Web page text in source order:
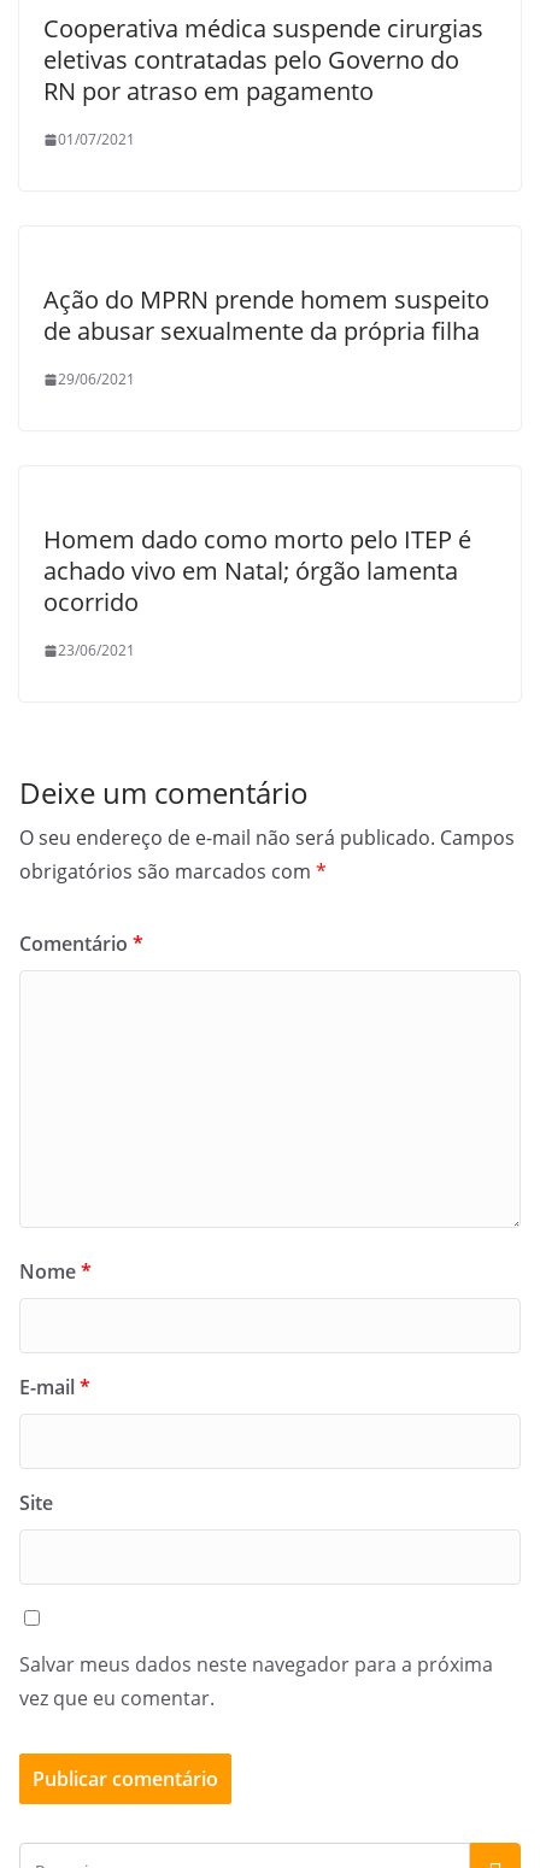
Cooperativa médica suspende cirurgias
eletivas contratadas pelo Governo do
RN por atraso em pagamento
01/07/2021
Ação do MPRN prende homem suspeito
de abusar sexualmente da própria filha
29/06/2021
Homem dado como morto pelo ITEP é
achado vivo em Natal; órgão lamenta
ocorrido
23/06/2021
Deixe um comentário
O seu endereço de e-mail não será publicado. Campos
obrigatórios são marcados com *
Comentário *
Nome*
E-mail*
Site
Salvar meus dados neste navegador para a próxima
vez que eu comentar.